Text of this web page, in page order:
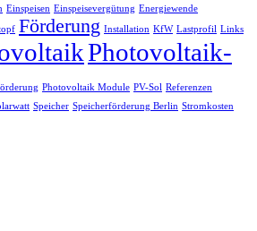
Einspeisen Einspeisevergütung Energiewende
Förderung Installation KfW Lastprofil Links
Photovoltaik-
Photovoltaik Module PV-Sol Referenzen
Speicher Speicherförderung Berlin Stromkosten